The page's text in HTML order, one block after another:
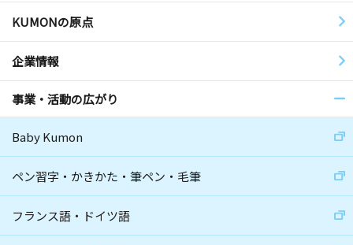
KUMONの原点
企業情報
事業・活動の広がり
Baby Kumon
ペン習字・かきかた・筆ペン・毛筆
フランス語・ドイツ語